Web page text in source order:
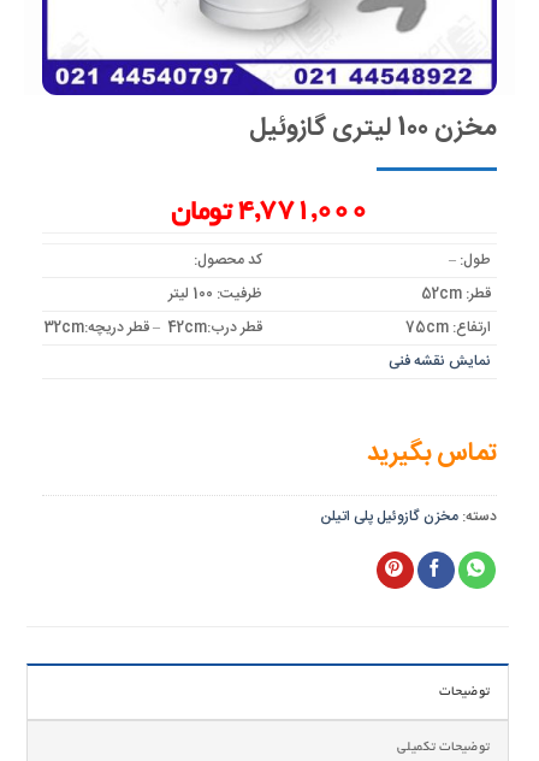
مخزن 100 لیتری گازوئیل
4,771,000 تومان
طول: –
کد محصول:
قطر: 52cm
ظرفیت: 100 لیتر
ارتفاع: 75cm
قطر درب:42cm – قطر دریچه:32cm
نمایش نقشه فنی
تماس بگیرید
دسته: مخزن گازوئیل پلی اتیلن
توضیحات
توضیحات تکمیلی